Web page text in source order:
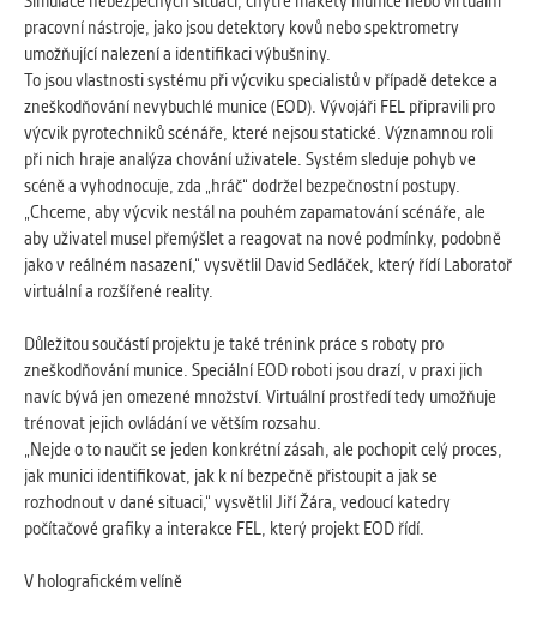
ANALYTICKÉ
Slouží pro získávání anonymizovaných
statistických údajů, které nám pomáhají
vylepšovat naše aplikace. Zpravidla jde o
cookies systémů třetích stran, které k
těmto účelům využíváme.
MARKETINGOVÉ
správných nabídek a cílení obsahu podle
Vašich preferencí. Zpravidla jde o
cookies systémů třetích stran, které nám
s analýzou uživatelského chování
pomáhají.
OSTATNÍ
Naším cílem je, aby tato kategorie
pracovní nástroje, jako jsou detektory kovů nebo spektrometry
umožňující nalezení a identifikaci výbušniny.
To jsou vlastnosti systému při výcviku specialistů v případě detekce a
zneškodňování nevybuchlé munice (EOD). Vývojáři FEL připravili pro
výcvik pyrotechniků scénáře, které nejsou statické. Významnou roli
při nich hraje analýza chování uživatele. Systém sleduje pohyb ve
scéně a vyhodnocuje, zda „hráč“ dodržel bezpečnostní postupy.
„Chceme, aby výcvik nestál na pouhém zapamatování scénáře, ale
aby uživatel musel přemýšlet a reagovat na nové podmínky, podobně
jako v reálném nasazení,“ vysvětlil David Sedláček, který řídí Laboratoř
virtuální a rozšířené reality.
Důležitou součástí projektu je také trénink práce s roboty pro
zneškodňování munice. Speciální EOD roboti jsou drazí, v praxi jich
navíc bývá jen omezené množství. Virtuální prostředí tedy umožňuje
trénovat jejich ovládání ve větším rozsahu.
„Nejde o to naučit se jeden konkrétní zásah, ale pochopit celý proces,
jak munici identifikovat, jak k ní bezpečně přistoupit a jak se
rozhodnout v dané situaci,“ vysvětlil Jiří Žára, vedoucí katedry
počítačové grafiky a interakce FEL, který projekt EOD řídí.
V holografickém velíně